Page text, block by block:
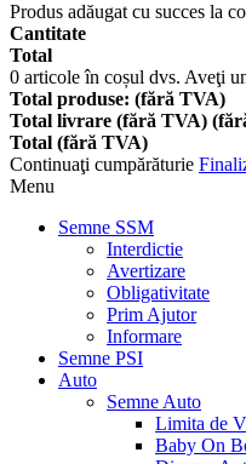
Produs adăugat cu succes la
Cantitate
Total
0 articole în coșul dvs. Aveţi
Total produse: (fără TVA)
Total livrare (fără TVA)
Total (fără TVA)
Continuaţi cumpărăturie
Menu
Semne SSM
Interdictie
Avertizare
Obligativitate
Prim Ajutor
Informare
Semne PSI
Auto
Semne Auto
Limita de
Baby On